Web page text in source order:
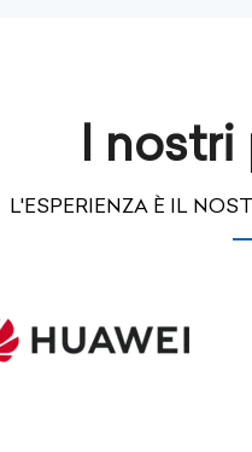
I
L'ESPERIENZA È IL